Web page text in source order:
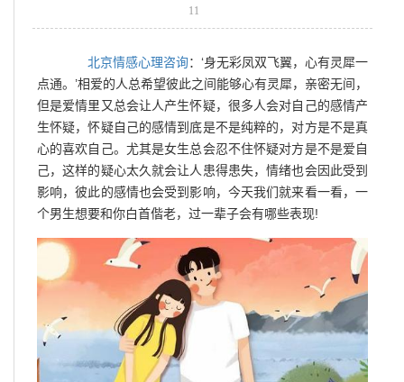
11
北京情感心理咨询：‘身无彩凤双飞翼，心有灵犀一
点通。’相爱的人总希望彼此之间能够心有灵犀，亲密无间，
但是爱情里又总会让人产生怀疑，很多人会对自己的感情产
生怀疑，怀疑自己的感情到底是不是纯粹的，对方是不是真
心的喜欢自己。尤其是女生总会忍不住怀疑对方是不是爱自
己，这样的疑心太久就会让人患得患失，情绪也会因此受到
影响，彼此的感情也会受到影响，今天我们就来看一看，一
个男生想要和你白首偕老，过一辈子会有哪些表现!